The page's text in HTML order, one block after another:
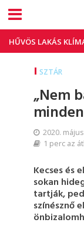
HŰVÖS LAKÁS
SZTÁR
„Nem
2020.
1 perc az
Kecses és
sokan
tartják,
színésznő